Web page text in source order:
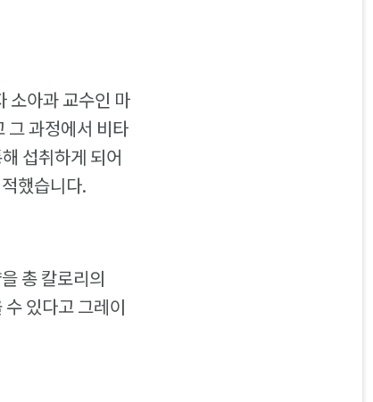
소아과 교수인 마
그 과정에서 비타
섭취하게 되어
했습니다.
총 칼로리의
있다고 그레이